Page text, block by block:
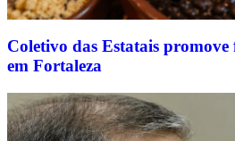
Coletivo das Estatais promove
em Fortaleza